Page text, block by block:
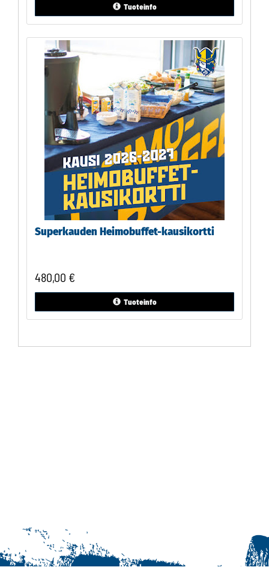
Tuoteinfo
Superkauden Heimobuffet-kausikortti
480,00 €
Tuoteinfo